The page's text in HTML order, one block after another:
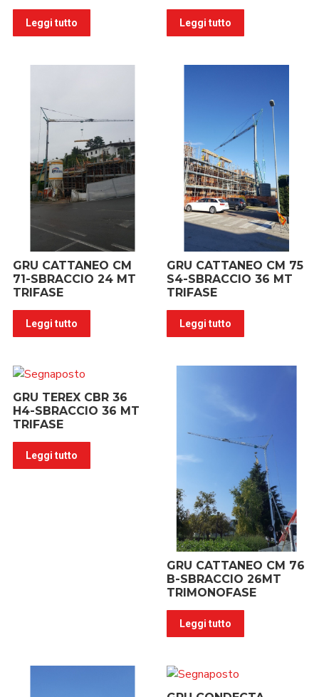
Leggi tutto Leggi tutto
GRU CATTANEO CM
71-SBRACCIO 24 MT
TRIFASE
Leggi tutto
GRU CATTANEO CM 75
S4-SBRACCIO 36 MT
TRIFASE
Leggi tutto
GRU TEREX CBR 36
H4-SBRACCIO 36 MT
TRIFASE
Leggi tutto
GRU CATTANEO CM 76
B-SBRACCIO 26MT
TRIMONOFASE
Leggi tutto